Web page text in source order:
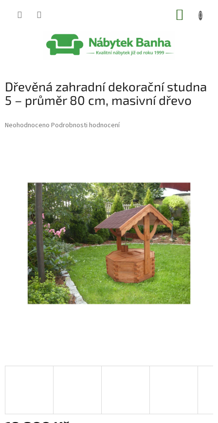
Dřevěná zahradní dekorační studna
5 – průměr 80 cm, masivní dřevo
Průměrné
hvězdiček.
Neohodnoceno Podrobnosti hodnocení